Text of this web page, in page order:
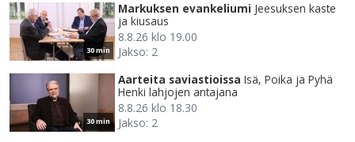
30 min
Markuksen evankeliumi Jeesuksen kaste
ja kiusaus
8.8.26 klo 19.00
Jakso: 2
30 min
Aarteita saviastioissa Isä, Poika ja Pyhä
Henki lahjojen antajana
8.8.26 klo 18.30
Jakso: 2